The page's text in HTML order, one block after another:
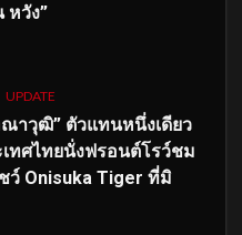
หวัง”
UPDATE
าวุฒิ” ตัวแทนหนึ่งเดียว
ทศไทยนั่งฟรอนต์โรว์ชม
ว์ Onisuka Tiger ที่มิ